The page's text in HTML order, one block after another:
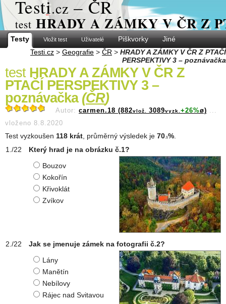
Testi.cz – ČR
test HRADY A ZÁMKY V ČR Z
Testy Vložit test Uživatelé Piškvorky
Jiné
Testi.cz > Geografie > ČR > HRADY A ZÁMKY V ČR Z PTAČÍ
PERSPEKTIVY 3 – poznávačka
test HRADY A ZÁMKY V ČR Z
PTAČÍ PERSPEKTIVY 3 –
poznávačka (ČR)
Autor: carmen.18 (882vlož. 3089vyzk. +26%ø) ...
vloženo 8.8.2020
Test vyzkoušen 118 krát , průměrný výsledek je 70 .1 %
Který hrad je na obrázku č.1?
Bouzov
Kokořín
Křivoklát
Zvíkov
Jak se jmenuje zámek na fotografii č.2?
Lány
Manětín
Nebílovy
Rájec nad Svitavou